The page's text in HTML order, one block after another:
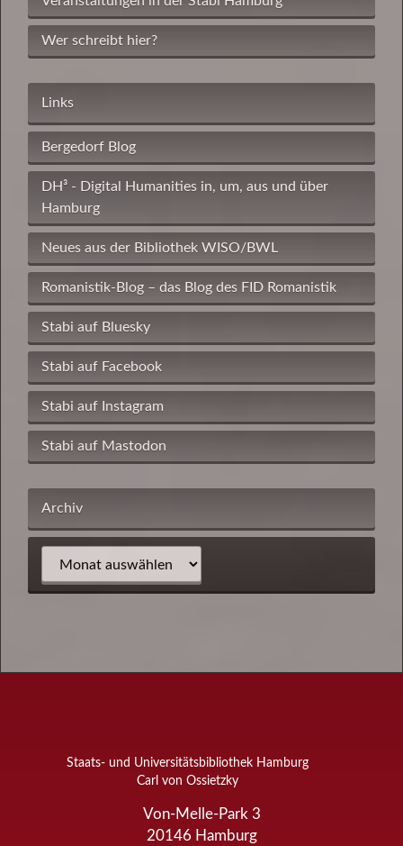
Wer schreibt hier?
Links
Bergedorf Blog
DH³ - Digital Humanities in, um, aus und über
Hamburg
Neues aus der Bibliothek WISO/BWL
Romanistik-Blog – das Blog des FID Romanistik
Stabi auf Bluesky
Stabi auf Facebook
Stabi auf Instagram
Stabi auf Mastodon
Archiv
Staats- und Universitätsbibliothek Hamburg
Carl von Ossietzky
Von-Melle-Park 3
20146 Hamburg